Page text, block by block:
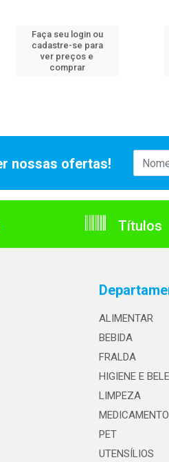
Faça seu login ou
cadastre-se para
ver preços e
comprar
nossas ofertas!
Títulos
ALIMENTAR
BEBIDA
FRALDA
HIGIENE E
LIMPEZA
PET
UTENSÍLIOS